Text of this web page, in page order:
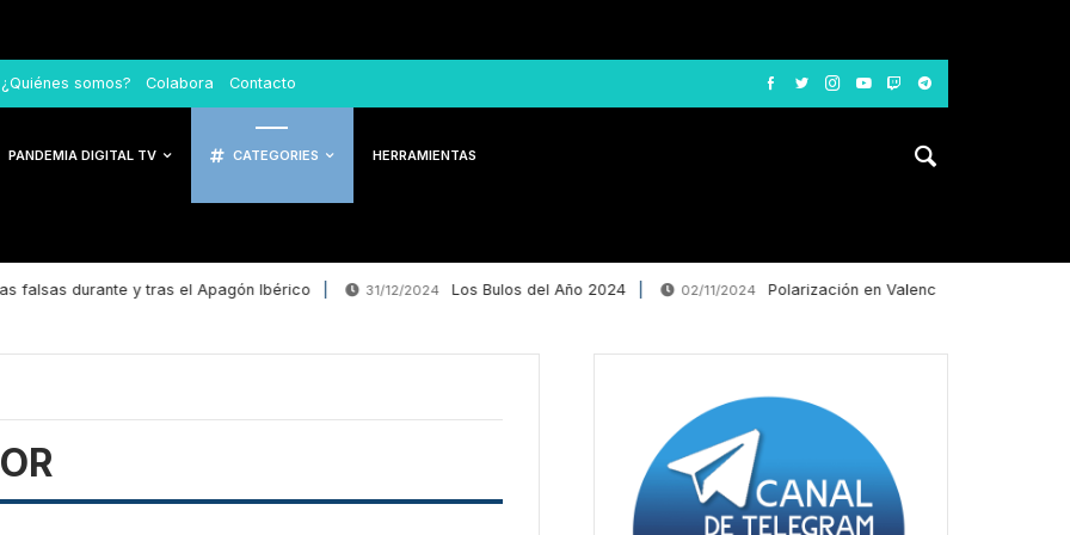
¿Quiénes somos? Colabora Contacto
PANDEMIA DIGITAL TV CATEGORIES HERRAMIENTAS
durante y tras el Apagón Ibérico 31/12/2024 Los Bulos del Año 2024 02/11/2024 Polarización en Valencia: La desinformación